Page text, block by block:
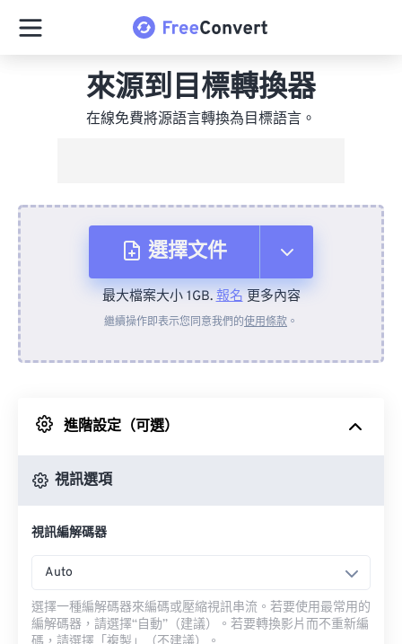
來源到目標轉換器
在線免費將源語言轉換為目標語言。
選擇文件
來自裝置
來自 Google 雲端硬碟
最大檔案大小 1GB.報名更多內容
繼續操作即表示您同意我們的使用條款 。
進階設定（可選）
視訊選項
視訊編解碼器
Auto
選擇一種編解碼器來編碼或壓縮視訊串流。若要使用最常用的
編解碼器，請選擇“自動”（建議）。若要轉換影片而不重新編